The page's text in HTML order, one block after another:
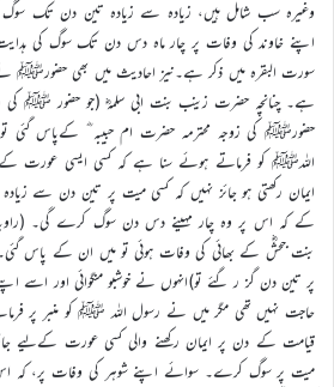
وغیرہ سب شامل ہیں، زیادہ سے زیادہ تین دن تک
اپنے خاوند کی وفات پر چار ماہ دس دن تک سوگ کی
سورت البقرہ میں ذکر ہے۔نیز احادیث میں بھی حضورﷺ نے
ہے۔ چنانچہ حضرت زینب بنت ابی سلمہؓ (جو حضور ﷺ کی
حضورﷺ کی زوجہ محترمہ حضرت ام حبیبہ ؓ کےپاس گئی
اللہﷺ کو فرماتے ہوئے سنا ہے کہ کسی ایسی عورت
ایمان رکھتی ہو جائز نہیں کہ کسی میت پر تین دن سے
کے کہ اس پر وہ چار مہینے دس دن سوگ کرے گی۔
بنت جحشؓ کے بھائی کی وفات ہوئی تو میں ان کے پاس
پر تین دن گز ر گئے تو)انہوں نے خوشبو منگوائی اور اسے اپنے
حاجت نہیں تھی مگر میں نے رسول اللہ ﷺ کو منبر پر
قیامت کے دن پر ایمان رکھنے والی کسی عورت کےلیے
میت پر سوگ کرے۔ سوائے اپنے شوہر کی وفات پر،